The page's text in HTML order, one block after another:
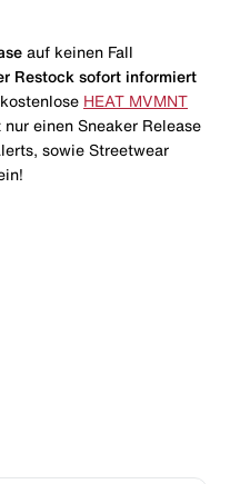
auf keinen Fall
Restock sofort informiert
HEAT MVMNT
nur einen Sneaker Release
sowie Streetwear